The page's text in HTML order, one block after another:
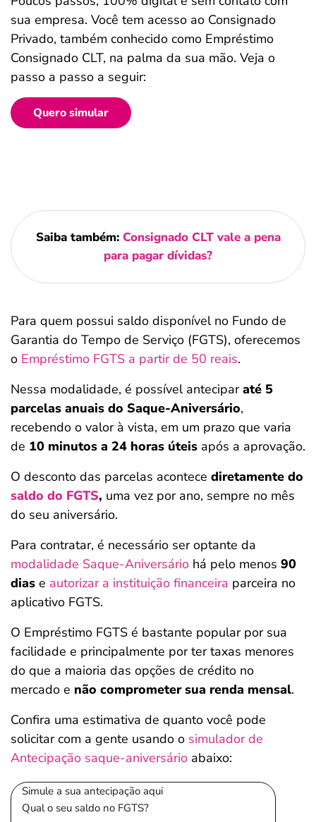
sua empresa. Você tem acesso ao Consignado
Privado, também conhecido como Empréstimo
Consignado CLT, na palma da sua mão. Veja o
passo a passo a seguir:
Quero simular
Saiba também: Consignado CLT vale a pena
para pagar dívidas?
Para quem possui saldo disponível no Fundo de
Garantia do Tempo de Serviço (FGTS), oferecemos
o Empréstimo FGTS a partir de 50 reais.
Nessa modalidade, é possível anteciparaté 5
parcelas anuais do Saque-Aniversário,
recebendo o valor à vista, em um prazo que varia
de 10 minutos a 24 horas úteis após a aprovação.
O desconto das parcelas acontece diretamente do
saldo do FGTS, uma vez por ano, sempre no mês
do seu aniversário.
Para contratar, é necessário ser optante da
modalidade Saque-Aniversário há pelo menos 90
dias e autorizar a instituição financeira parceira no
aplicativo FGTS.
O Empréstimo FGTS é bastante popular por sua
facilidade e principalmente por ter taxas menores
do que a maioria das opções de crédito no
mercado e não comprometer sua renda mensal.
Confira uma estimativa de quanto você pode
solicitar com a gente usando o simulador de
Antecipação saque-aniversário abaixo:
Simule a sua antecipação aqui
Qual o seu saldo no FGTS?